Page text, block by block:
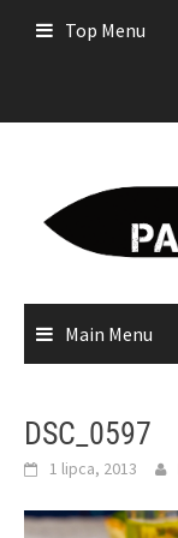
Top Menu
Main Menu
DSC_0597
1 lipca, 2013